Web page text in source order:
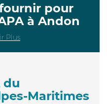
pour
à Andon
Plus
du
Maritimes